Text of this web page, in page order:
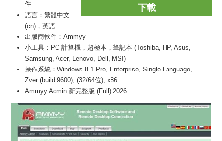
下載
件
語言：繁體中文
(cn)，英語
出版商軟件：Ammyy
小工具：PC 計算機，超極本，筆記本 (Toshiba, HP, Asus,
Samsung, Acer, Lenovo, Dell, MSI)
操作系統：Windows 8.1 Pro, Enterprise, Single Language,
Zver (build 9600), (32/64位), x86
Ammyy Admin 新完整版 (Full) 2026